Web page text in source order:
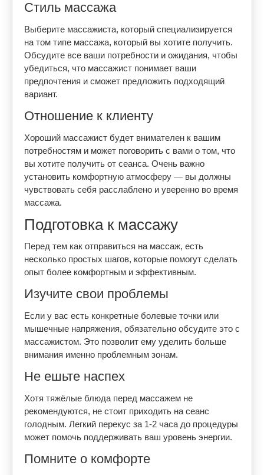
Стиль массажа
Выберите массажиста, который специализируется
на том типе массажа, который вы хотите получить.
Обсудите все ваши потребности и ожидания, чтобы
убедиться, что массажист понимает ваши
предпочтения и сможет предложить подходящий
вариант.
Отношение к клиенту
Хороший массажист будет внимателен к вашим
потребностям и может поговорить с вами о том, что
вы хотите получить от сеанса. Очень важно
установить комфортную атмосферу — вы должны
чувствовать себя расслаблено и уверенно во время
массажа.
Подготовка к массажу
Перед тем как отправиться на массаж, есть
несколько простых шагов, которые помогут сделать
опыт более комфортным и эффективным.
Изучите свои проблемы
Если у вас есть конкретные болевые точки или
мышечные напряжения, обязательно обсудите это с
массажистом. Это позволит ему уделить больше
внимания именно проблемным зонам.
Не ешьте наспех
Хотя тяжёлые блюда перед массажем не
рекомендуются, не стоит приходить на сеанс
голодным. Легкий перекус за 1-2 часа до процедуры
может помочь поддерживать ваш уровень энергии.
Помните о комфорте